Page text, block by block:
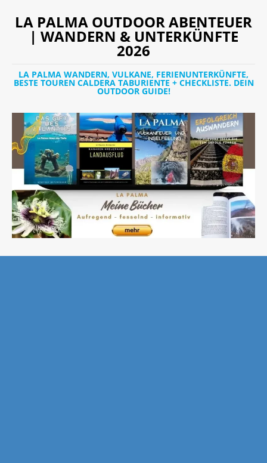
LA PALMA OUTDOOR ABENTEUER
| WANDERN & UNTERKÜNFTE
2026
LA PALMA WANDERN, VULKANE, FERIENUNTERKÜNFTE,
BESTE TOUREN CALDERA TABURIENTE + CHECKLISTE. DEIN
OUTDOOR GUIDE!